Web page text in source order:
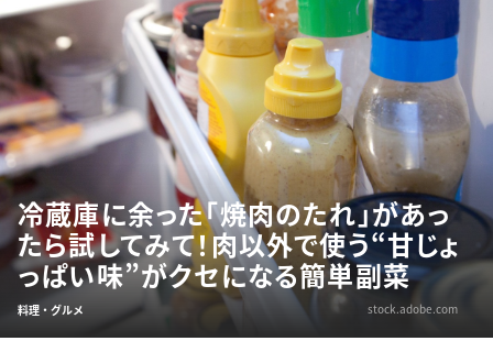
冷蔵庫に余った「焼肉のたれ」があっ
たら試してみて！肉以外で使う“甘じょ
っぱい味”がクセになる簡単副菜
料理・グルメ stock.adobe.com